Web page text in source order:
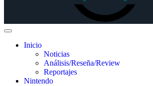
Inicio
Noticias
Análisis/Reseña/Review
Reportajes
Nintendo